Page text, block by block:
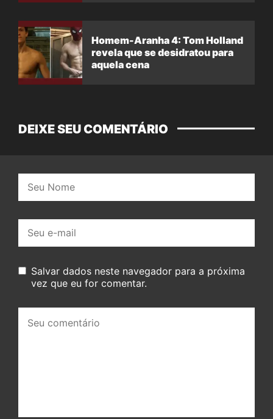
Homem-Aranha 4: Tom Holland
revela que se desidratou para
aquela cena
DEIXE SEU COMENTÁRIO
mail:
Salvar dados neste navegador para a próxima
vez que eu for comentar.
comentário: